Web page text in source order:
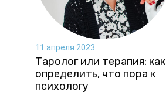
11 апреля 2023
Таролог или терапия: как
определить, что пора к
психологу